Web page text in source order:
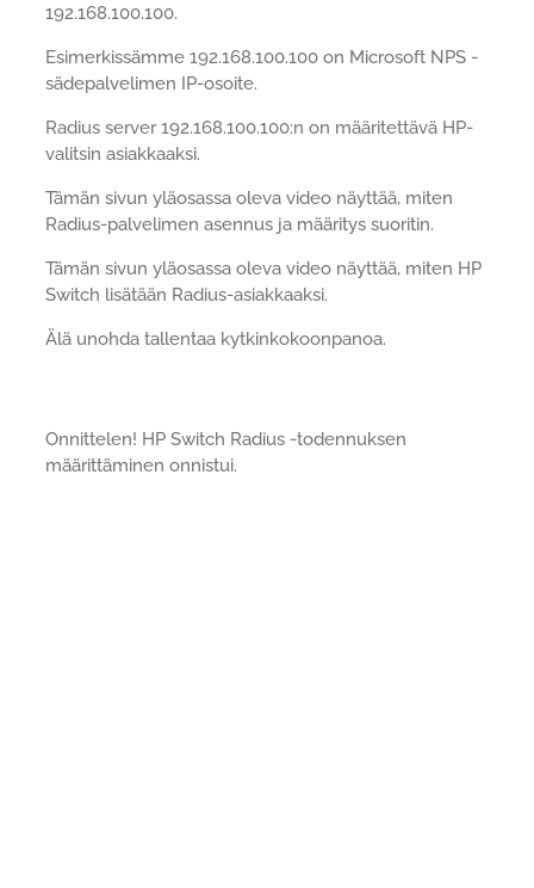
192.168.100.100.
Esimerkissämme 192.168.100.100 on Microsoft NPS -
sädepalvelimen IP-osoite.
Radius server 192.168.100.100:n on määritettävä HP-
valitsin asiakkaaksi.
Tämän sivun yläosassa oleva video näyttää, miten
Radius-palvelimen asennus ja määritys suoritin.
Tämän sivun yläosassa oleva video näyttää, miten HP
Switch lisätään Radius-asiakkaaksi.
Älä unohda tallentaa kytkinkokoonpanoa.
Onnittelen! HP Switch Radius -todennuksen
määrittäminen onnistui.